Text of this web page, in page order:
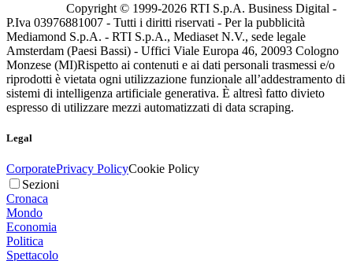
Copyright © 1999-2026 RTI S.p.A. Business Digital -
P.Iva 03976881007 - Tutti i diritti riservati - Per la pubblicità
Mediamond S.p.A. - RTI S.p.A., Mediaset N.V., sede legale
Amsterdam (Paesi Bassi) - Uffici Viale Europa 46, 20093 Cologno
Monzese (MI)Rispetto ai contenuti e ai dati personali trasmessi e/o
riprodotti è vietata ogni utilizzazione funzionale all’addestramento di
sistemi di intelligenza artificiale generativa. È altresì fatto divieto
espresso di utilizzare mezzi automatizzati di data scraping.
Legal
CorporatePrivacy PolicyCookie Policy
Sezioni
Cronaca
Mondo
Economia
Politica
Spettacolo